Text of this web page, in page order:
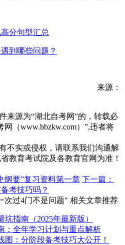
分句型汇总
到哪些问题？
来源：
来源为“湖北自考网”的，转载必
（www.hbzkw.com）”,违者将
不实或侵权，请联系我们沟通解
教育考试院及各教育官网为准！
纲要”复习资料第一章 下一篇：
考技巧吗？
次过4门不是问题" 相关文章推荐
指南（2025年最新版）
：全年学习计划与重点解析
图：分阶段备考技巧大公开！